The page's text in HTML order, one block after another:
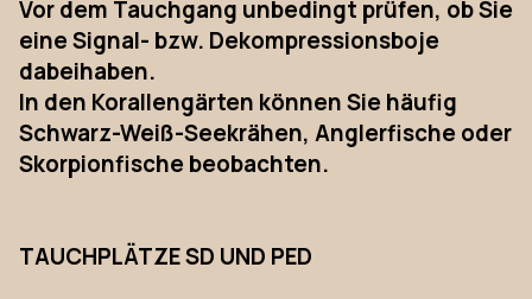
Vor dem Tauchgang unbedingt prüfen, ob Sie
eineSignal- bzw. Dekompressionsboje
dabeihaben.
In den Korallengärten können Sie häufig
Schwarz-Weiß-Seekrähen, Anglerfische oder
Skorpionfische beobachten.
TAUCHPLÄTZE SD UND PED